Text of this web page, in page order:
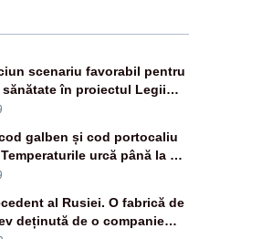
scenariu favorabil pentru
în proiectul Legii
galben și cod portocaliu
urcă până la 38
devin tropicale
al Rusiei. O fabrică de
deținută de o companie